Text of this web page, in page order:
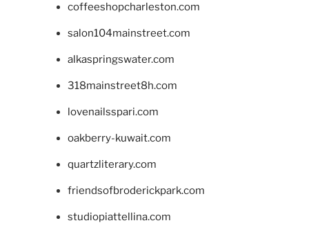
coffeeshopcharleston.com
salon104mainstreet.com
alkaspringswater.com
318mainstreet8h.com
lovenailsspari.com
oakberry-kuwait.com
quartzliterary.com
friendsofbroderickpark.com
studiopiattellina.com